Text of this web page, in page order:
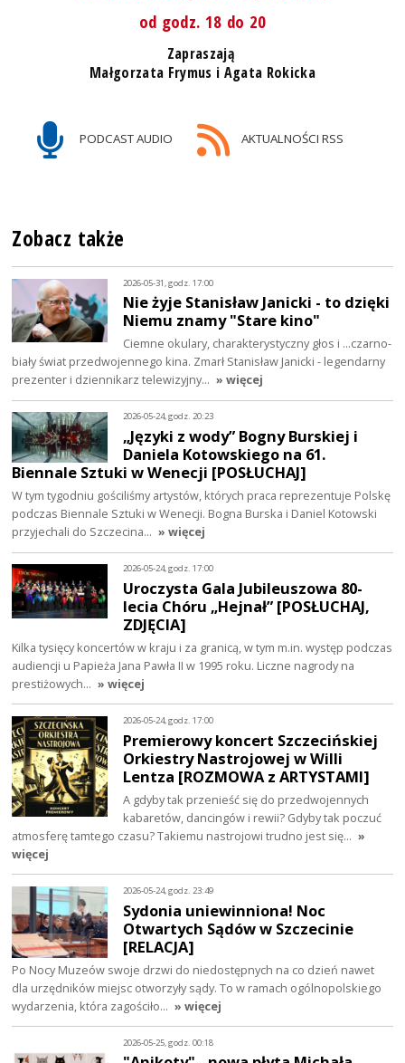
od godz. 18 do 20
Zapraszają
Małgorzata Frymus i Agata Rokicka
PODCAST AUDIO AKTUALNOŚCI RSS
Zobacz także
2026-05-31, godz. 17:00
Nie żyje Stanisław Janicki - to dzięki
Niemu znamy "Stare kino"
Ciemne okulary, charakterystyczny głos i ...czarno-
biały świat przedwojennego kina. Zmarł Stanisław Janicki - legendarny
prezenter i dziennikarz telewizyjny… » więcej
2026-05-24, godz. 20:23
„Języki z wody” Bogny Burskiej i
Daniela Kotowskiego na 61.
Biennale Sztuki w Wenecji [POSŁUCHAJ]
W tym tygodniu gościliśmy artystów, których praca reprezentuje Polskę
podczas Biennale Sztuki w Wenecji. Bogna Burska i Daniel Kotowski
przyjechali do Szczecina… » więcej
2026-05-24, godz. 17:00
Uroczysta Gala Jubileuszowa 80-
lecia Chóru „Hejnał” [POSŁUCHAJ,
ZDJĘCIA]
Kilka tysięcy koncertów w kraju i za granicą, w tym m.in. występ podczas
audiencji u Papieża Jana Pawła II w 1995 roku. Liczne nagrody na
prestiżowych… » więcej
2026-05-24, godz. 17:00
Premierowy koncert Szczecińskiej
Orkiestry Nastrojowej w Willi
Lentza [ROZMOWA z ARTYSTAMI]
A gdyby tak przenieść się do przedwojennych
kabaretów, dancingów i rewii? Gdyby tak poczuć
atmosferę tamtego czasu? Takiemu nastrojowi trudno jest się… »
więcej
2026-05-24, godz. 23:49
Sydonia uniewinniona! Noc
Otwartych Sądów w Szczecinie
[RELACJA]
Po Nocy Muzeów swoje drzwi do niedostępnych na co dzień nawet
dla urzędników miejsc otworzyły sądy. To w ramach ogólnopolskiego
wydarzenia, która zagościło… » więcej
2026-05-25, godz. 00:18